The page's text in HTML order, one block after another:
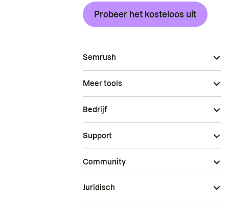
Probeer het kosteloos uit
Semrush
Meer tools
Bedrijf
Support
Community
Juridisch